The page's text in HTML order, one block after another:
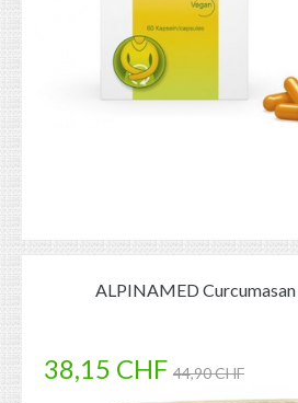
ALPINAMED
38,15 CHF 44,90 CHF